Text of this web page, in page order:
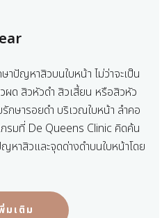
าปัญหาสิวบนใบหน้า ไม่ว่าจะเป็น
ผด สิวหัวดำ สิวเสี้ยน หรือสิวหัว
รักษารอยดำ บริเวณใบหน้า ลำคอ
รมที่ De Queens Clinic คิดค้น
หาสิวและจุดด่างดำบนใบหน้าโดย
มเติม